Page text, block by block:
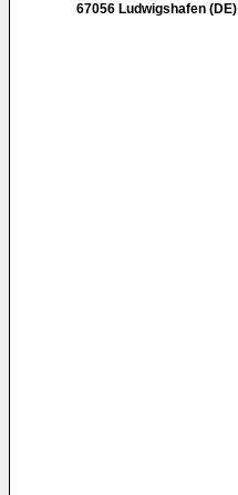
67056 Ludwigshafen (DE)